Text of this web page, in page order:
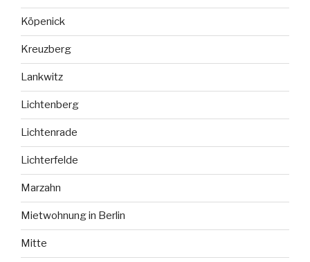
Köpenick
Kreuzberg
Lankwitz
Lichtenberg
Lichtenrade
Lichterfelde
Marzahn
Mietwohnung in Berlin
Mitte